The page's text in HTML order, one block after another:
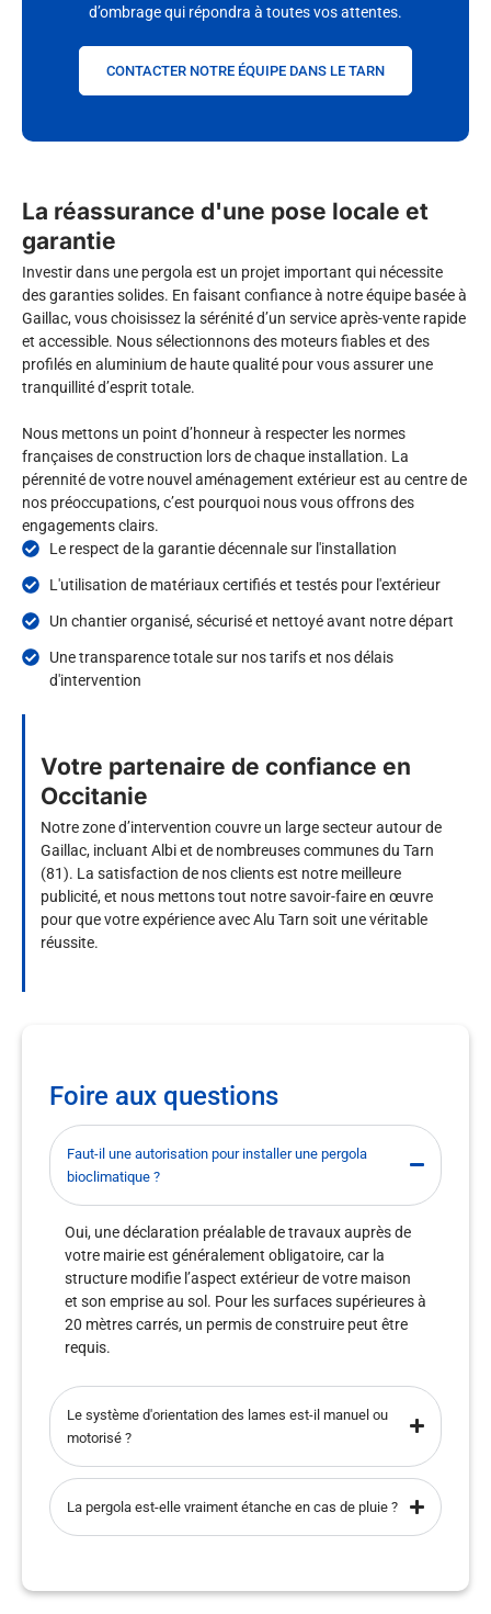
d’ombrage qui répondra à toutes vos attentes.
CONTACTER NOTRE ÉQUIPE DANS LE TARN
La réassurance d'une pose locale et
garantie
Investir dans une pergola est un projet important qui nécessite
des garanties solides. En faisant confiance à notre équipe basée à
Gaillac, vous choisissez la sérénité d’un service après-vente rapide
et accessible. Nous sélectionnons des moteurs fiables et des
profilés en aluminium de haute qualité pour vous assurer une
tranquillité d’esprit totale.
Nous mettons un point d’honneur à respecter les normes
françaises de construction lors de chaque installation. La
pérennité de votre nouvel aménagement extérieur est au centre de
nos préoccupations, c’est pourquoi nous vous offrons des
engagements clairs.
Le respect de la garantie décennale sur l'installation
L'utilisation de matériaux certifiés et testés pour l'extérieur
Un chantier organisé, sécurisé et nettoyé avant notre départ
Une transparence totale sur nos tarifs et nos délais
d'intervention
Votre partenaire de confiance en
Occitanie
Notre zone d’intervention couvre un large secteur autour de
Gaillac, incluant Albi et de nombreuses communes du Tarn
(81). La satisfaction de nos clients est notre meilleure
publicité, et nous mettons tout notre savoir-faire en œuvre
pour que votre expérience avec Alu Tarn soit une véritable
réussite.
Foire aux questions
Faut-il une autorisation pour installer une pergola
bioclimatique ?
Oui, une déclaration préalable de travaux auprès de
votre mairie est généralement obligatoire, car la
structure modifie l’aspect extérieur de votre maison
et son emprise au sol. Pour les surfaces supérieures à
20 mètres carrés, un permis de construire peut être
requis.
Le système d'orientation des lames est-il manuel ou
motorisé ?
La pergola est-elle vraiment étanche en cas de pluie ?